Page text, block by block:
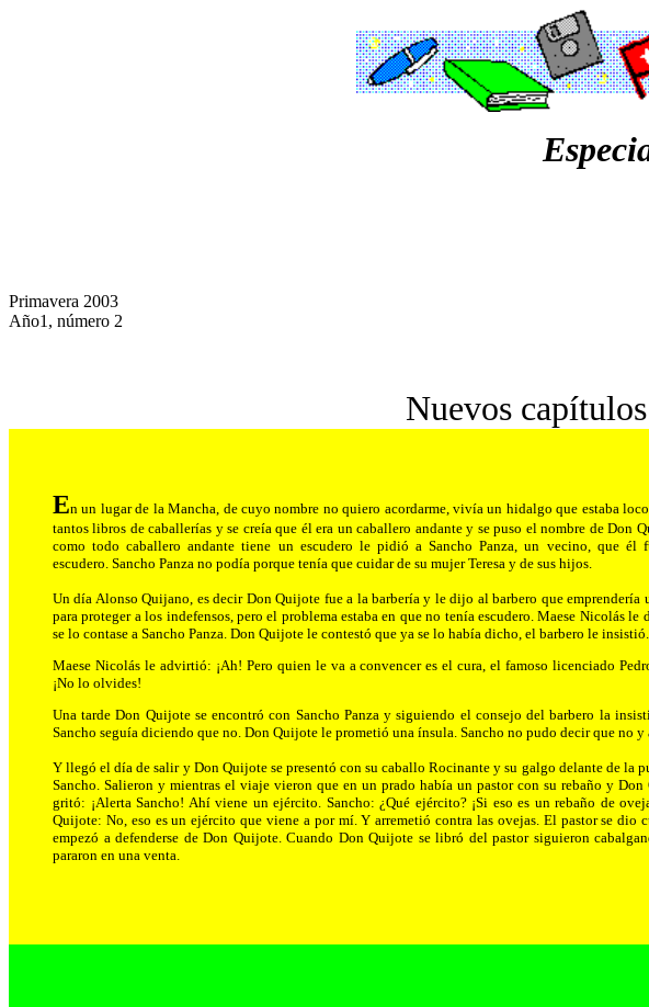
Primavera 2003
Año1, número 2
Nuevos
En un lugar de la Mancha, de cuyo nombre no quiero acordarme, vivía un hidalgo que estaba
tantos libros de caballerías y se creía que él era un caballero andante y se puso el nombre de Don
como todo caballero andante tiene un escudero le pidió a Sancho Panza, un vecino, que él
escudero. Sancho Panza no podía porque tenía que cuidar de su mujer Teresa y de sus hijos.
Un día Alonso Quijano, es decir Don Quijote fue a la barbería y le dijo al barbero que emprendería
para proteger a los indefensos, pero el problema estaba en que no tenía escudero. Maese Nicolás le
se lo contase a Sancho Panza. Don Quijote le contestó que ya se lo había dicho, el barbero le insistió.
Maese Nicolás le advirtió: ¡Ah! Pero quien le va a convencer es el cura, el famoso licenciado
¡No lo olvides!
Una tarde Don Quijote se encontró con Sancho Panza y siguiendo el consejo del barbero la
Sancho seguía diciendo que no. Don Quijote le prometió una ínsula. Sancho no pudo decir que no y
Y llegó el día de salir y Don Quijote se presentó con su caballo Rocinante y su galgo delante de la
Sancho. Salieron y mientras el viaje vieron que en un prado había un pastor con su rebaño y Don
gritó: ¡Alerta Sancho! Ahí viene un ejército. Sancho: ¿Qué ejército? ¡Si eso es un rebaño de
Quijote: No, eso es un ejército que viene a por mí. Y arremetió contra las ovejas. El pastor se dio
empezó a defenderse de Don Quijote. Cuando Don Quijote se libró del pastor siguieron
pararon en una venta.